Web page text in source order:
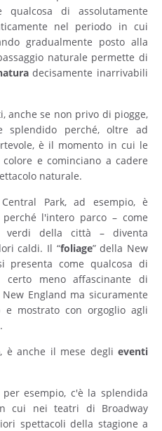
di assolutamente
nel periodo in cui
gradualmente posto alla
naturale permette di
decisamente inarrivabili
anche se non privo di piogge,
splendido perché, oltre ad
è il momento in cui le
e cominciano a cadere
naturale.
Park, ad esempio, è
l'intero parco – come
della città – diventa
caldi. Il “foliage” della New
presenta come qualcosa di
certo meno affascinante di
England ma sicuramente
e mostrato con orgoglio agli
è anche il mese degli eventi
esempio, c'è la splendida
cui nei teatri di Broadway
spettacoli della stagione a